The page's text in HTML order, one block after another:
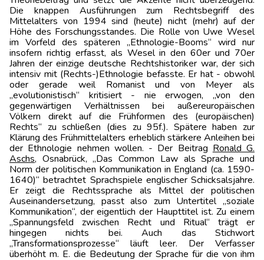
Die knappen Ausführungen zum Rechtsbegriff des
Mittelalters von 1994 sind (heute) nicht (mehr) auf der
Höhe des Forschungsstandes. Die Rolle von Uwe Wesel
im Vorfeld des späteren „Ethnologie-Booms“ wird nur
insofern richtig erfasst, als Wesel in den 60er und 70er
Jahren der einzige deutsche Rechtshistoriker war, der sich
intensiv mit (Rechts-)Ethnologie befasste. Er hat - obwohl
oder gerade weil Romanist und von Meyer als
„evolutionistisch“ kritisiert - nie erwogen, „von den
gegenwärtigen Verhältnissen bei außereuropäischen
Völkern direkt auf die Frühformen des (europäischen)
Rechts“ zu schließen (dies zu 95f.). Spätere haben zur
Klärung des Frühmittelalters erheblich stärkere Anleihen bei
der Ethnologie nehmen wollen. - Der Beitrag Ronald G.
Aschs, Osnabrück, „Das Common Law als Sprache und
Norm der politischen Kommunikation in England (ca. 1590-
1640)“ betrachtet Sprachspiele englischer Schicksals­jahre.
Er zeigt die Rechtssprache als Mittel der politischen
Auseinandersetzung, passt also zum Untertitel „soziale
Kommunikation“, der eigentlich der Haupttitel ist. Zu einem
„Spannungsfeld zwischen Recht und Ritual“ trägt er
hingegen nichts bei. Auch das Stichwort
„Transformationsprozesse“ läuft leer. Der Verfasser
überhöht m. E. die Bedeutung der Sprache für die von ihm